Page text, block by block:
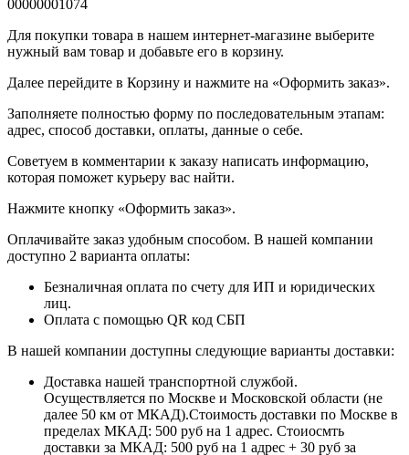
00000001074
Для покупки товара в нашем интернет-магазине выберите
нужный вам товар и добавьте его в корзину.
Далее перейдите в Корзину и нажмите на «Оформить заказ».
​​​​​​​Заполняете полностью форму по последовательным этапам:
адрес, способ доставки, оплаты, данные о себе.
​​​​​​​Советуем в комментарии к заказу написать информацию,
которая поможет курьеру вас найти.
​​​​​​​Нажмите кнопку «Оформить заказ».
Оплачивайте заказ удобным способом. В нашей компании
доступно 2 варианта оплаты:
Безналичная оплата по счету для ИП и юридических
лиц.
Оплата с помощью QR код СБП
В нашей компании доступны следующие варианты доставки:
Доставка нашей транспортной службой.
Осуществляется по Москве и Московской области (не
далее 50 км от МКАД).Стоимость доставки по Москве в
пределах МКАД: 500 руб на 1 адрес. Стоиосмть
доставки за МКАД: 500 руб на 1 адрес + 30 руб за